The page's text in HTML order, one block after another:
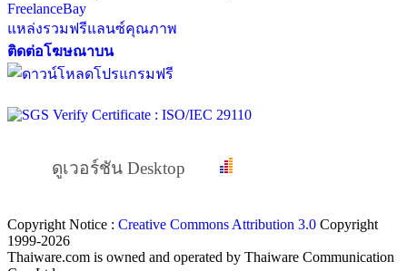
FreelanceBay
แหล่งรวมฟรีแลนซ์คุณภาพ
ติดต่อโฆษณาบน
ดูเวอร์ชัน Desktop
Copyright Notice : Creative Commons Attribution 3.0 Copyright
1999-2026
Thaiware.com is owned and operated by Thaiware Communication